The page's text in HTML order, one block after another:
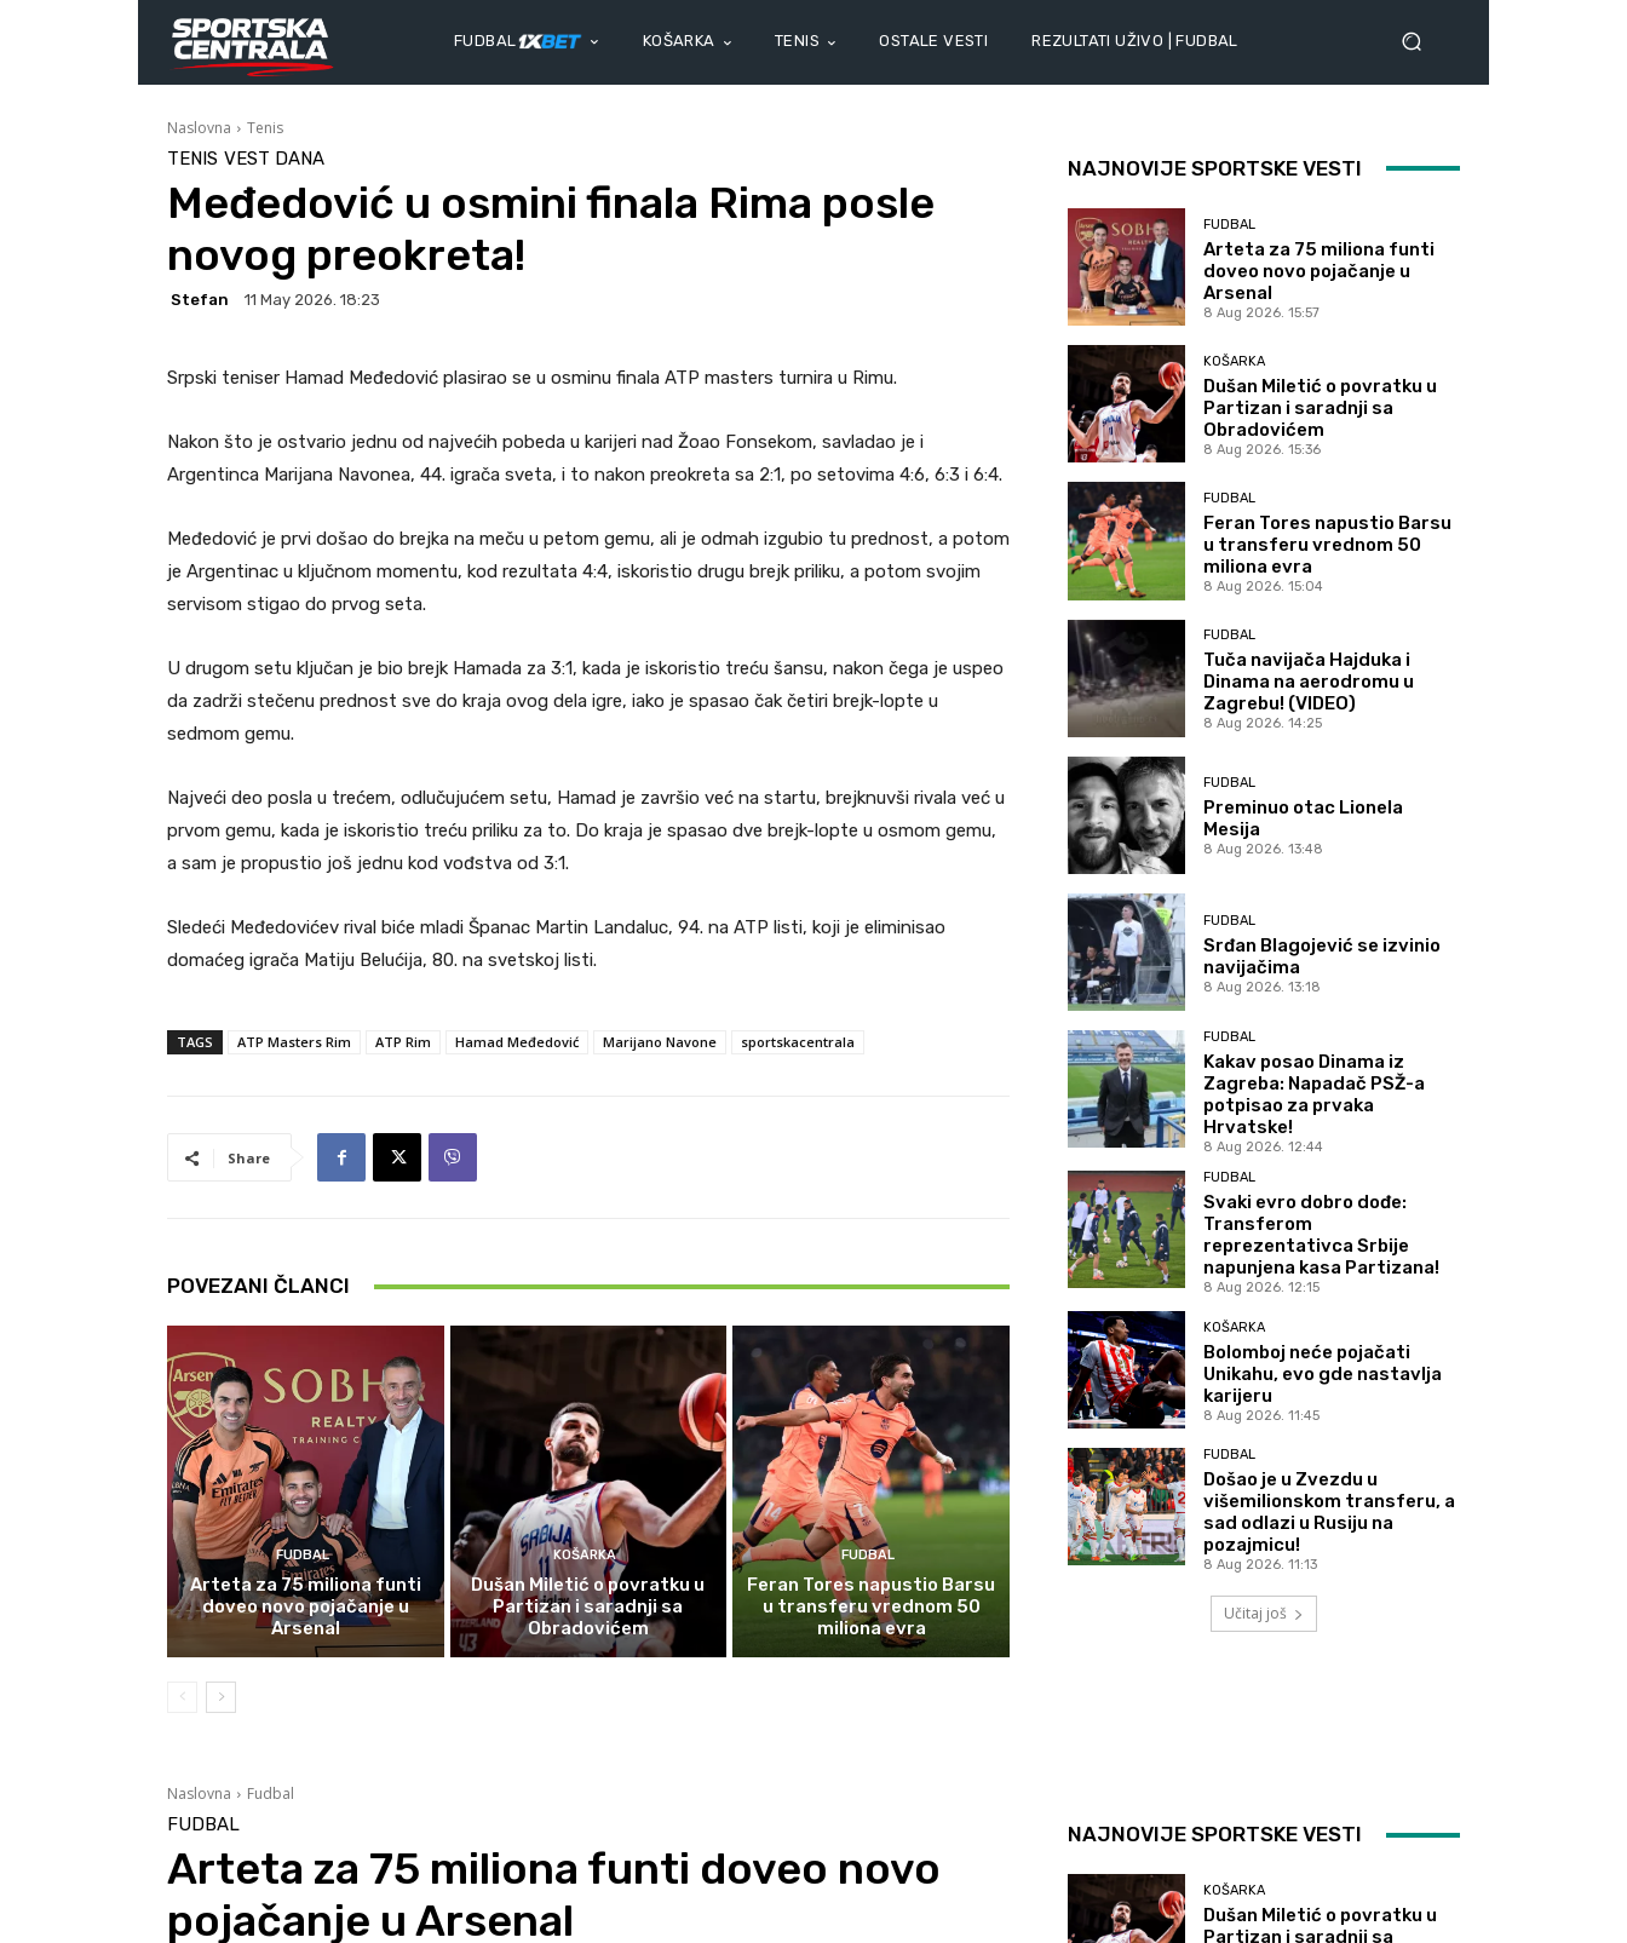
FUDBAL KOŠARKA TENIS OSTALE VESTI REZULTATI UŽIVO | FUDBAL
Naslovna Tenis
TENIS VEST DANA
Međedović u osmini finala Rima posle
novog preokreta!
Stefan 11 May 2026. 18:23
Srpski teniser Hamad Međedović plasirao se u osminu finala ATP masters turnira u Rimu.
Nakon što je ostvario jednu od najvećih pobeda u karijeri nad Žoao Fonsekom, savladao je i
Argentinca Marijana Navonea, 44. igrača sveta, i to nakon preokreta sa 2:1, po setovima 4:6, 6:3 i 6:4.
Međedović je prvi došao do brejka na meču u petom gemu, ali je odmah izgubio tu prednost, a potom
je Argentinac u ključnom momentu, kod rezultata 4:4, iskoristio drugu brejk priliku, a potom svojim
servisom stigao do prvog seta.
U drugom setu ključan je bio brejk Hamada za 3:1, kada je iskoristio treću šansu, nakon čega je uspeo
da zadrži stečenu prednost sve do kraja ovog dela igre, iako je spasao čak četiri brejk-lopte u
sedmom gemu.
Najveći deo posla u trećem, odlučujućem setu, Hamad je završio već na startu, brejknuvši rivala već u
prvom gemu, kada je iskoristio treću priliku za to. Do kraja je spasao dve brejk-lopte u osmom gemu,
a sam je propustio još jednu kod vođstva od 3:1.
Sledeći Međedovićev rival biće mladi Španac Martin Landaluc, 94. na ATP listi, koji je eliminisao
domaćeg igrača Matiju Belućija, 80. na svetskoj listi.
TAGS ATP Masters Rim ATP Rim Hamad Međedović Marijano Navone sportskacentrala
Share
POVEZANI ČLANCI
FUDBAL
Arteta za 75 miliona funti
doveo novo pojačanje u
Arsenal
KOŠARKA
Dušan Miletić o povratku u
Partizan i saradnji sa
Obradovićem
FUDBAL
Feran Tores napustio Barsu
u transferu vrednom 50
miliona evra
NAJNOVIJE SPORTSKE VESTI
FUDBAL
Arteta za 75 miliona funti
doveo novo pojačanje u
Arsenal
8 Aug 2026. 15:57
KOŠARKA
Dušan Miletić o povratku u
Partizan i saradnji sa
Obradovićem
8 Aug 2026. 15:36
FUDBAL
Feran Tores napustio Barsu
u transferu vrednom 50
miliona evra
8 Aug 2026. 15:04
FUDBAL
Tuča navijača Hajduka i
Dinama na aerodromu u
Zagrebu! (VIDEO)
8 Aug 2026. 14:25
FUDBAL
Preminuo otac Lionela
Mesija
8 Aug 2026. 13:48
FUDBAL
Srđan Blagojević se izvinio
navijačima
8 Aug 2026. 13:18
FUDBAL
Kakav posao Dinama iz
Zagreba: Napadač PSŽ-a
potpisao za prvaka
Hrvatske!
8 Aug 2026. 12:44
FUDBAL
Svaki evro dobro dođe:
Transferom
reprezentativca Srbije
napunjena kasa Partizana!
8 Aug 2026. 12:15
KOŠARKA
Bolomboj neće pojačati
Unikahu, evo gde nastavlja
karijeru
8 Aug 2026. 11:45
FUDBAL
Došao je u Zvezdu u
višemilionskom transferu, a
sad odlazi u Rusiju na
pozajmicu!
8 Aug 2026. 11:13
Učitaj još